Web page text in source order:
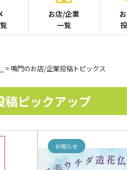
お店/企業
一覧
> 鳴門のお店/企業投稿トピックス
稿ピックアップ
お知らせ